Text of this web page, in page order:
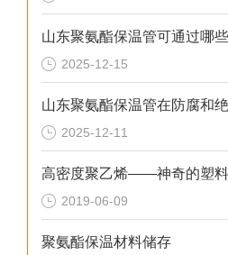
2025-12-15
2025-12-11
高密度聚乙烯——神奇的塑料
2019-06-09
聚氨酯保温材料储存